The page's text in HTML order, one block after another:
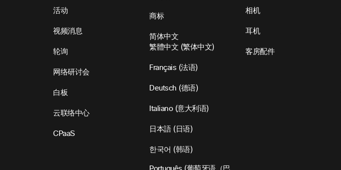
活动
视频消息
轮询
网络研讨会
白板
云联络中心
CPaaS
商标
简体中文
繁體中文 (繁体中文)
Français (法语)
Deutsch (德语)
Italiano(意大利语)
日本語( 日语)
한국어 (韩语)
相机
耳机
客房配件